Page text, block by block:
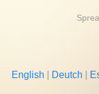
English Deutch